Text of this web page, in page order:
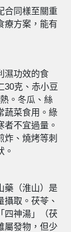
合同樣至關重
療方案，能有
濕功效的食
30克、赤小豆
。冬瓜、絲
蔬菜食用。綠
不宜過量。
炸、燒烤等刺
。
藥（淮山）是
取。茯苓、
四神湯」（茯
屬發物，但少